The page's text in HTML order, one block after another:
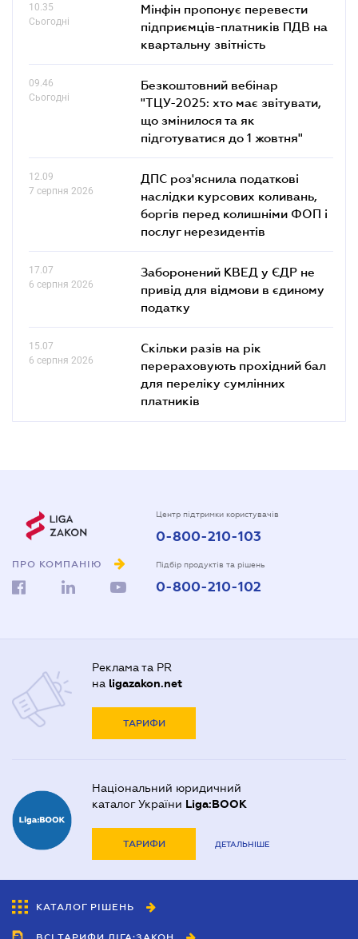
10.35
Сьогодні
Мінфін пропонує перевести
підприємців-платників ПДВ на
квартальну звітність
09.46
Сьогодні
Безкоштовний вебінар
"ТЦУ-2025: хто має звітувати,
що змінилося та як
підготуватися до 1 жовтня"
12.09
7 серпня 2026
ДПС роз'яснила податкові
наслідки курсових коливань,
боргів перед колишніми ФОП і
послуг нерезидентів
17.07
6 серпня 2026
Заборонений КВЕД у ЄДР не
привід для відмови в єдиному
податку
15.07
6 серпня 2026
Скільки разів на рік
перераховують прохідний бал
для переліку сумлінних
платників
ПРО КОМПАНІЮ
Центр підтримки користувачів
0-800-210-103
Підбір продуктів та рішень
0-800-210-102
Реклама та PR
на ligazakon.net
ТАРИФИ
Національний юридичний
каталог України Liga:BOOK
ТАРИФИ ДЕТАЛЬНІШЕ
КАТАЛОГ РІШЕНЬ